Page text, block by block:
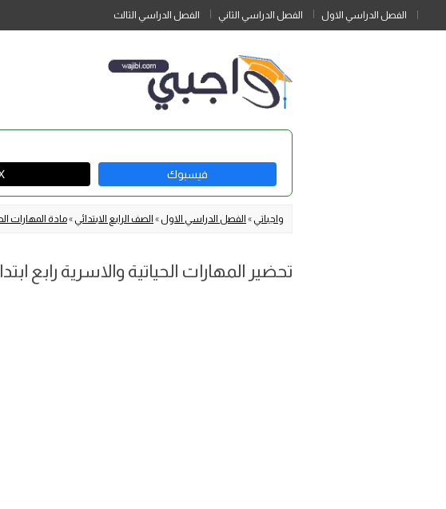
الفصل الدراسي الاول الفصل الدراسي الثاني الفصل الدراسي الثالث
فيسبوك
واجباتي » الفصل الدراسي الاول» الصف الرابع الابتدائي »مادة المهارات
تحضير المهارات الحياتية والاسرية رابع